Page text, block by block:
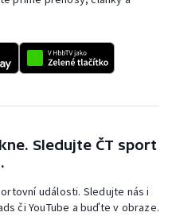
Sledujte ČT sport
události. Sledujte nás i
či YouTube a buďte v obraze.